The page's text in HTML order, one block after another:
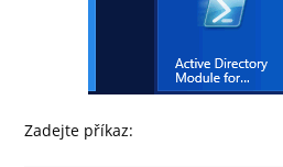
Zadejte příkaz: